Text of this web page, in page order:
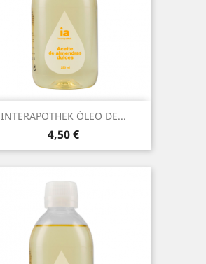
INTERAPOTHEK ÓLEO DE...
Preço
4,50 €